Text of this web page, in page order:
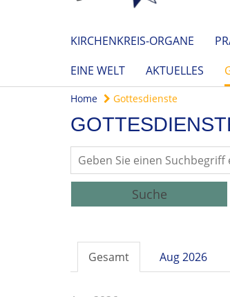
KIRCHENKREIS-ORGANE
EINE WELT
AKTUELLES
Home Gottesdienste
Suche
Gesamt Aug 2026